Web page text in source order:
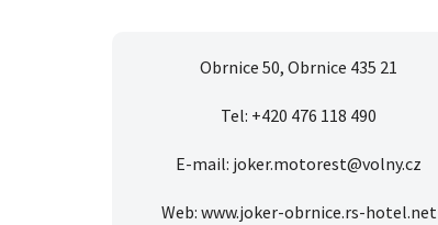
Obrnice 50, Obrnice 435 21
Tel: +420 476 118 490
E-mail: joker.motorest@volny.cz
Web: www.joker-obrnice.rs-hotel.net